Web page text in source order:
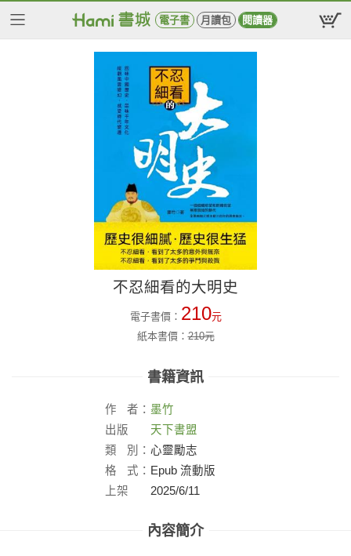
電子書 月讀包 閱讀器
不忍細看的大明史
電子書價： 210元
紙本書價：210元
書籍資訊
作 者： 墨竹
出版
社：
天下書盟
類
別： 心靈勵志
格
式： Epub 流動版
上架
2025/6/11
內容簡介